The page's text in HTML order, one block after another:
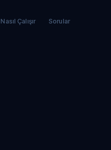
Nasıl Çalışır Sorular